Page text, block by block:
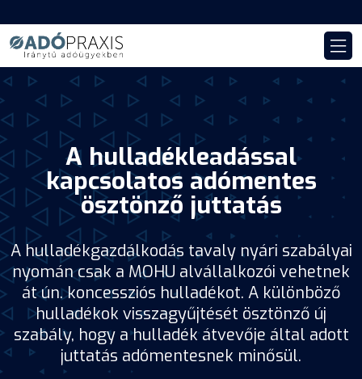
A hulladékleadással
kapcsolatos adómentes
ösztönző juttatás
A hulladékgazdálkodás tavaly nyári szabályai
nyomán csak a MOHU alvállalkozói vehetnek
át ún. koncessziós hulladékot. A különböző
hulladékok visszagyűjtését ösztönző új
szabály, hogy a hulladék átvevője által adott
juttatás adómentesnek minősül.